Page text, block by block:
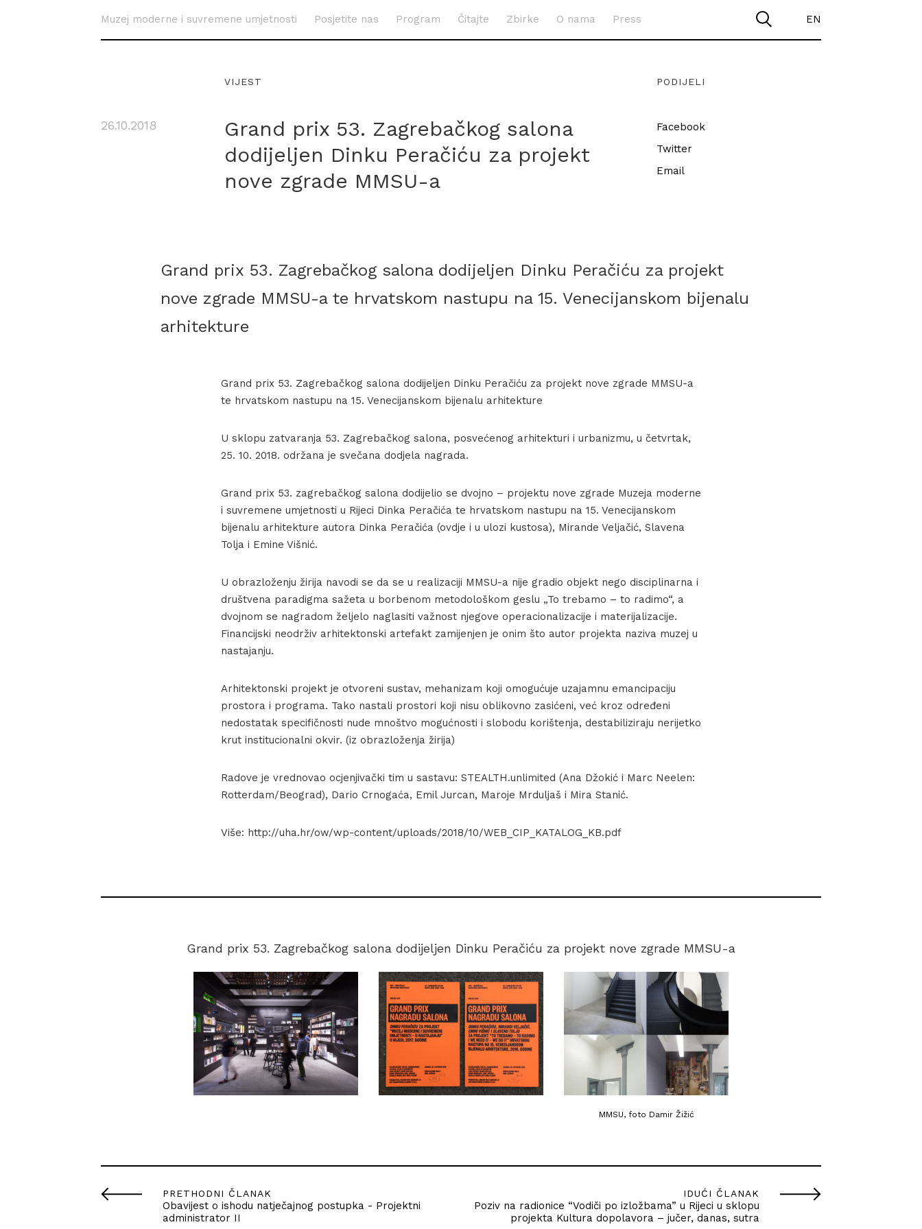
Muzej moderne i suvremene umjetnosti Posjetite nas Program Čitajte Zbirke O nama Press EN
VIJEST PODIJELI
26.10.2018
Grand prix 53. Zagrebačkog salona
dodijeljen Dinku Peračiću za projekt
nove zgrade MMSU-a
Facebook
Twitter
Email
Grand prix 53. Zagrebačkog salona dodijeljen Dinku Peračiću za projekt
nove zgrade MMSU-a te hrvatskom nastupu na 15. Venecijanskom bijenalu
arhitekture
Grand prix 53. Zagrebačkog salona dodijeljen Dinku Peračiću za projekt nove zgrade MMSU-a
te hrvatskom nastupu na 15. Venecijanskom bijenalu arhitekture
U sklopu zatvaranja 53. Zagrebačkog salona, posvećenog arhitekturi i urbanizmu, u četvrtak,
25. 10. 2018. održana je svečana dodjela nagrada.
Grand prix 53. zagrebačkog salona dodijelio se dvojno – projektu nove zgrade Muzeja moderne
i suvremene umjetnosti u Rijeci Dinka Peračića te hrvatskom nastupu na 15. Venecijanskom
bijenalu arhitekture autora Dinka Peračića (ovdje i u ulozi kustosa), Mirande Veljačić, Slavena
Tolja i Emine Višnić.
U obrazloženju žirija navodi se da se u realizaciji MMSU-a nije gradio objekt nego disciplinarna i
društvena paradigma sažeta u borbenom metodološkom geslu „To trebamo – to radimo“, a
dvojnom se nagradom željelo naglasiti važnost njegove operacionalizacije i materijalizacije.
Financijski neodrživ arhitektonski artefakt zamijenjen je onim što autor projekta naziva muzej u
nastajanju.
Arhitektonski projekt je otvoreni sustav, mehanizam koji omogućuje uzajamnu emancipaciju
prostora i programa. Tako nastali prostori koji nisu oblikovno zasićeni, već kroz određeni
nedostatak specifičnosti nude mnoštvo mogućnosti i slobodu korištenja, destabiliziraju nerijetko
krut institucionalni okvir. (iz obrazloženja žirija)
Radove je vrednovao ocjenjivački tim u sastavu: STEALTH.unlimited (Ana Džokić i Marc Neelen:
Rotterdam/Beograd), Dario Crnogaća, Emil Jurcan, Maroje Mrduljaš i Mira Stanić.
Više: http://uha.hr/ow/wp-content/uploads/2018/10/WEB_CIP_KATALOG_KB.pdf
Grand prix 53. Zagrebačkog salona dodijeljen Dinku Peračiću za projekt nove zgrade MMSU-a
MMSU, foto Damir Žižić
PRETHODNI ČLANAK
Obavijest o ishodu natječajnog postupka - Projektni
administrator II
IDUĆI ČLANAK
Poziv na radionice “Vodiči po izložbama” u Rijeci u sklopu
projekta Kultura dopolavora – jučer, danas, sutra